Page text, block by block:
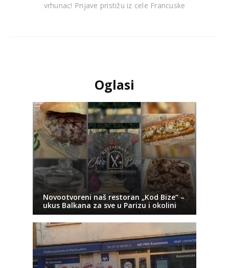
vrhunac! Prijave pristižu iz cele Francuske
Oglasi
Novootvoreni naš restoran „Kod Bize“ –
ukus Balkana za sve u Parizu i okolini